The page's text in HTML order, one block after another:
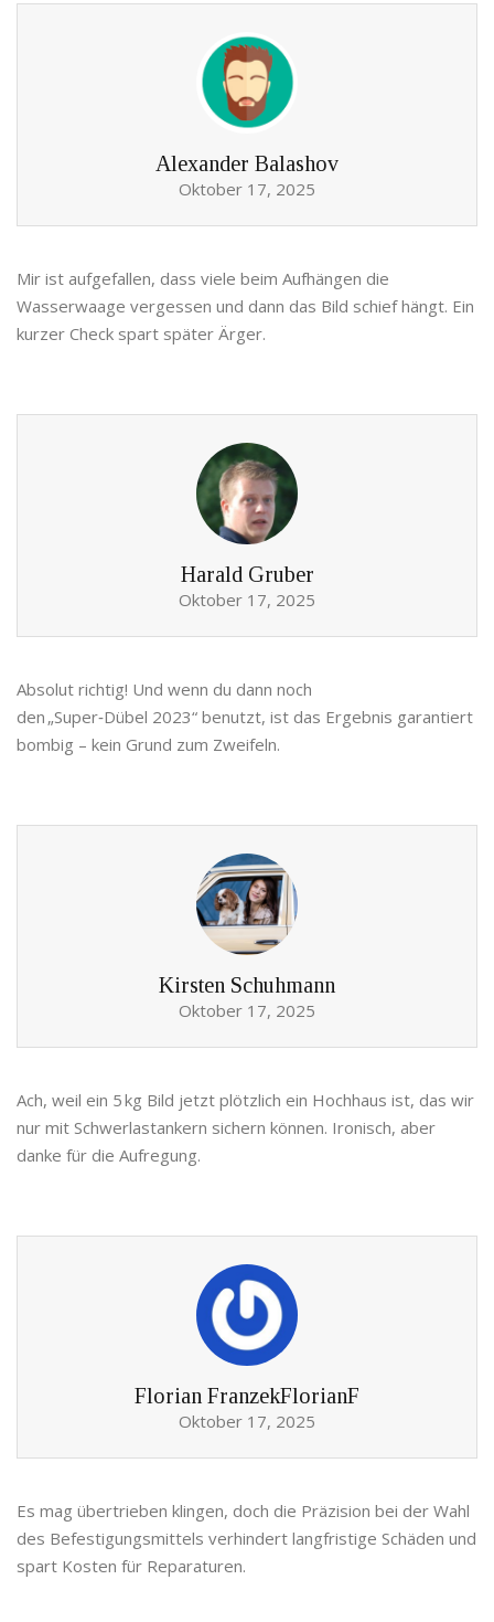
Alexander Balashov
Oktober 17, 2025
Mir ist aufgefallen, dass viele beim Aufhängen die
Wasserwaage vergessen und dann das Bild schief hängt. Ein
kurzer Check spart später Ärger.
Harald Gruber
Oktober 17, 2025
Absolut richtig! Und wenn du dann noch
den „Super‑Dübel 2023“ benutzt, ist das Ergebnis garantiert
bombig – kein Grund zum Zweifeln.
Kirsten Schuhmann
Oktober 17, 2025
Ach, weil ein 5 kg Bild jetzt plötzlich ein Hochhaus ist, das wir
nur mit Schwerlastankern sichern können. Ironisch, aber
danke für die Aufregung.
Florian FranzekFlorianF
Oktober 17, 2025
Es mag übertrieben klingen, doch die Präzision bei der Wahl
des Befestigungsmittels verhindert langfristige Schäden und
spart Kosten für Reparaturen.